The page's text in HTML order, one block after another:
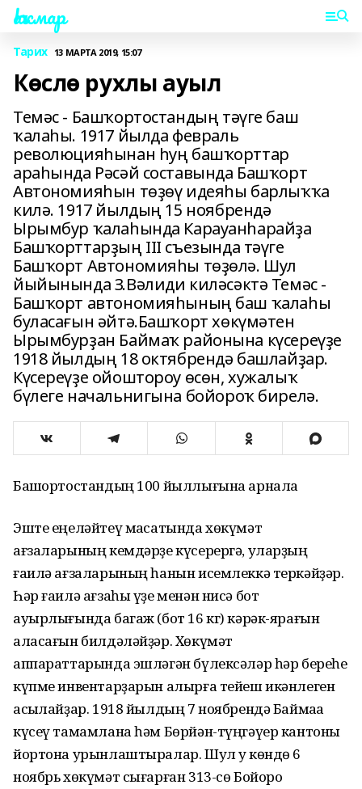
Һаҡмар
Тарих 13 МАРТА 2019, 15:07
Көслө рухлы ауыл
Темәс - Башҡортостандың тәүге баш
ҡалаһы. 1917 йылда февраль
революцияһынан һуң башҡорттар
араһында Рәсәй составында Башҡорт
Автономияһын төҙөү идеяһы барлыҡҡа
килә. 1917 йылдың 15 ноябрендә
Ырымбур ҡалаһында Карауанһарайҙа
Башҡорттарҙың III съезында тәүге
Башҡорт Автономияһы төҙөлә. Шул
йыйынында З.Вәлиди киләсәктә Темәс -
Башҡорт автономияһының баш ҡалаһы
буласағын әйтә.Башҡорт хөкүмәтен
Ырымбурҙан Баймаҡ районына күсереүҙе
1918 йылдың 18 октябрендә башлайҙар.
Күсереүҙе ойоштороу өсөн, хужалыҡ
бүлеге начальнигына бойороҡ бирелә.
Башҡортостандың 100 йыллығына арнала
Эште еңеләйтеү маҡсатында хөкүмәт
ағзаларының кемдәрҙе күсерергә, уларҙың
ғаилә ағзаларының һанын исемлеккә теркәйҙәр.
Һәр ғаилә ағзаһы үҙе менән нисә бот
ауырлығында багаж (бот 16 кг) кәрәк-ярағын
аласағын билдәләйҙәр. Хөкүмәт
аппараттарында эшләгән бүлексәләр һәр береһе
күпме инвентарҙарын алырға тейеш икәнлеген
асыҡлайҙар. 1918 йылдың 7 ноябрендә Баймаҡҡа
күсеү тамамлана һәм Бөрйән-түңгәүер кантоны
йортона урынлаштыралар. Шул уҡ көндө 6
ноябрь хөкүмәт сығарған 313-сө Бойороҡ